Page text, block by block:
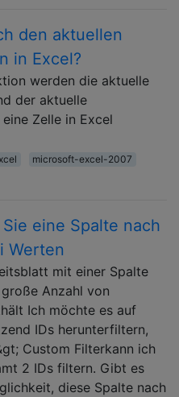
den aktuellen
in Excel?
werden die aktuelle
der aktuelle
Zelle in Excel
microsoft-excel-2007
eine Spalte nach
Werten
mit einer Spalte
Anzahl von
Ich möchte es auf
IDs herunterfiltern,
Custom Filterkann ich
2 IDs filtern. Gibt es
diese Spalte nach